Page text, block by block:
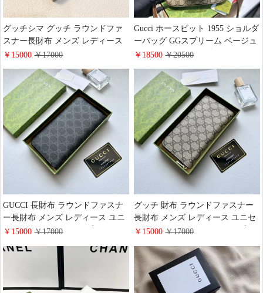
グッチシマ グッチ ラウンドファ
スナー長財布 メンズ レディース
マイクロ グッチシマレザー gucci
GUCCI 財布 通販
￥15000￥17000
Gucci ホースビット 1955 ショルダ
ーバッグ GGスプリーム ベージュ
グッチ ミニ ショルダーバッグ バ
￥18500￥20500
GUCCI 長財布 ラウンドファスナ
ー長財布 メンズ レディース ユニ
セックス グッチ GGスプリーム ・
おしゃれ
￥15000￥17000
グッチ 財布 ラウンドファスナー
長財布 メンズ レディース ユニセ
ックス おしゃれ Gucci GGスプリ
ト大容量
￥15000￥17000